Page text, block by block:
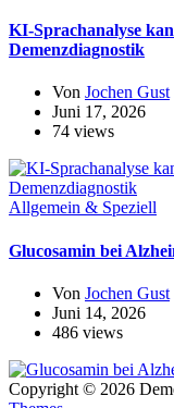
KI-Sprachanalyse
Demenzdiagnostik
Von Jochen Gust
Juni 17, 2026
74 views
Allgemein & Speziell
Glucosamin bei
Von Jochen Gust
Juni 14, 2026
486 views
Copyright © 2026